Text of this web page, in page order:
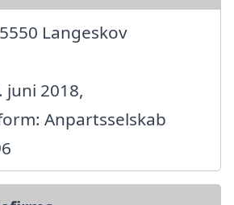
Langeskov
juni 2018,
Anpartsselskab